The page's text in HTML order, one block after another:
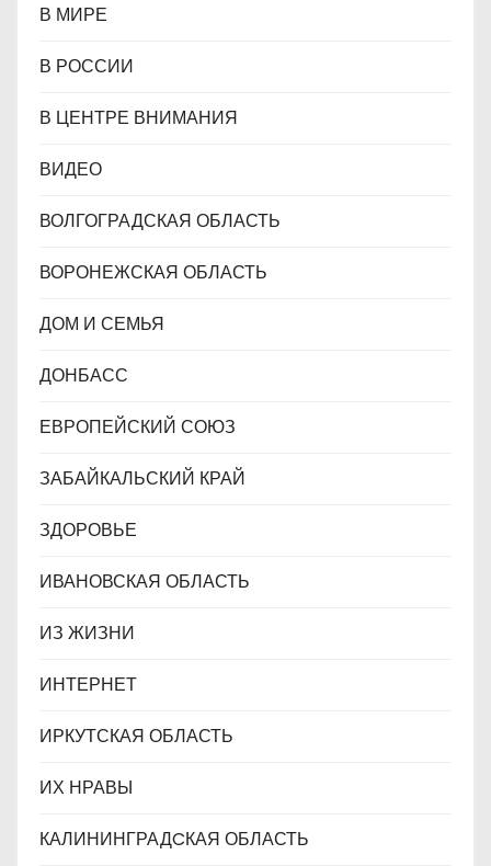
В МИРЕ
В РОССИИ
В ЦЕНТРЕ ВНИМАНИЯ
ВИДЕО
ВОЛГОГРАДСКАЯ ОБЛАСТЬ
ВОРОНЕЖСКАЯ ОБЛАСТЬ
ДОМ И СЕМЬЯ
ДОНБАСС
ЕВРОПЕЙСКИЙ СОЮЗ
ЗАБАЙКАЛЬСКИЙ КРАЙ
ЗДОРОВЬЕ
ИВАНОВСКАЯ ОБЛАСТЬ
ИЗ ЖИЗНИ
ИНТЕРНЕТ
ИРКУТСКАЯ ОБЛАСТЬ
ИХ НРАВЫ
КАЛИНИНГРАДCКАЯ ОБЛАСТЬ